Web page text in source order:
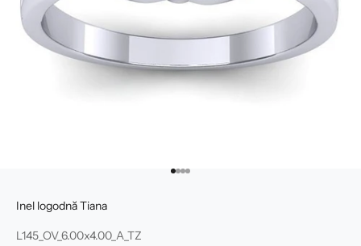
Mergi la articolul 1
Mergi la articolul 2
Mergi la articolul 3
Mergi la articolul 4
Inel logodnă Tiana
L145_OV_6.00x4.00_A_TZ